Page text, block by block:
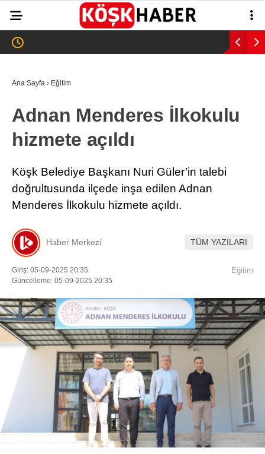
WhatsApp İhbar
Hattı
Facebook
25.3°
ASAYİŞ
EĞİTİM
SAĞLIK
EKONOMİ
VEFAT
Ana Sayfa › Eğitim
Adnan Menderes İlkokulu
hizmete açıldı
Köşk Belediye Başkanı Nuri Güler’in talebi
doğrultusunda ilçede inşa edilen Adnan
Menderes İlkokulu hizmete açıldı.
Haber Merkezi TÜM YAZILARI
Giriş: 05-09-2025 20:35
Güncelleme: 05-09-2025 20:35
Eğitim